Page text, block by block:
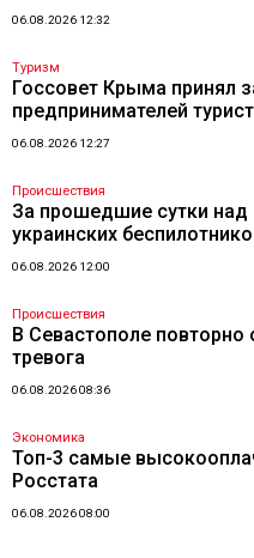
06.08.2026 12:32
Туризм
Госсовет Крыма принял
предпринимателей
06.08.2026 12:27
Происшествия
За прошедшие сутки над
украинских
06.08.2026 12:00
Происшествия
В Севастополе
тревога
06.08.2026 08:36
Экономика
Топ-3 самые
Росстата
06.08.2026 08:00